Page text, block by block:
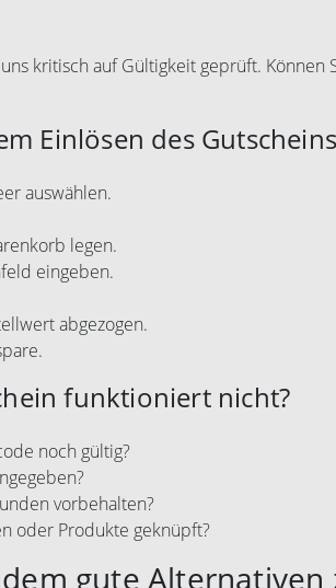
kritisch auf Gültigkeit geprüft. Können
Einlösen des
auswählen.
legen.
eingeben.
abgezogen.
funktioniert nicht?
noch gültig?
vorbehalten?
oder Produkte geknüpft?
gute Alternativen